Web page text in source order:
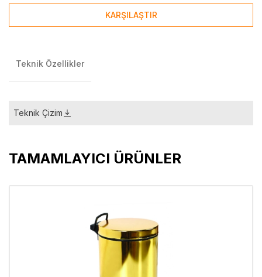
KARŞILAŞTIR
Teknik Özellikler
Teknik Çizim
TAMAMLAYICI ÜRÜNLER